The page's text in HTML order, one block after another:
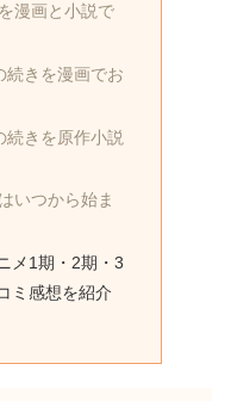
漫画と小説で
続きを漫画でお
続きを原作小説
いつから始ま
メ1期・2期・3
ミ感想を紹介